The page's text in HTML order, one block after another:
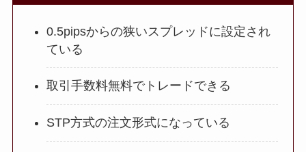
0.5pipsからの狭いスプレッドに設定され
ている
取引手数料無料でトレードできる
STP方式の注文形式になっている